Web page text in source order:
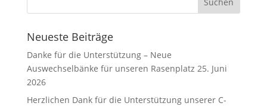
Neueste Beiträge
Danke für die Unterstützung – Neue
Auswechselbänke für unseren Rasenplatz 25. Juni
2026
Herzlichen Dank für die Unterstützung unserer C-